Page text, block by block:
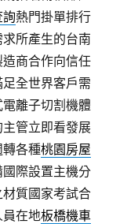
詢熱門掛單排行
所產生的台南
商合作向信任
全世界客戶需
離子切割機體
主管立即看發展
轉各種桃園房屋
際設置主機分
材質國家考試合
員在地板橋機車